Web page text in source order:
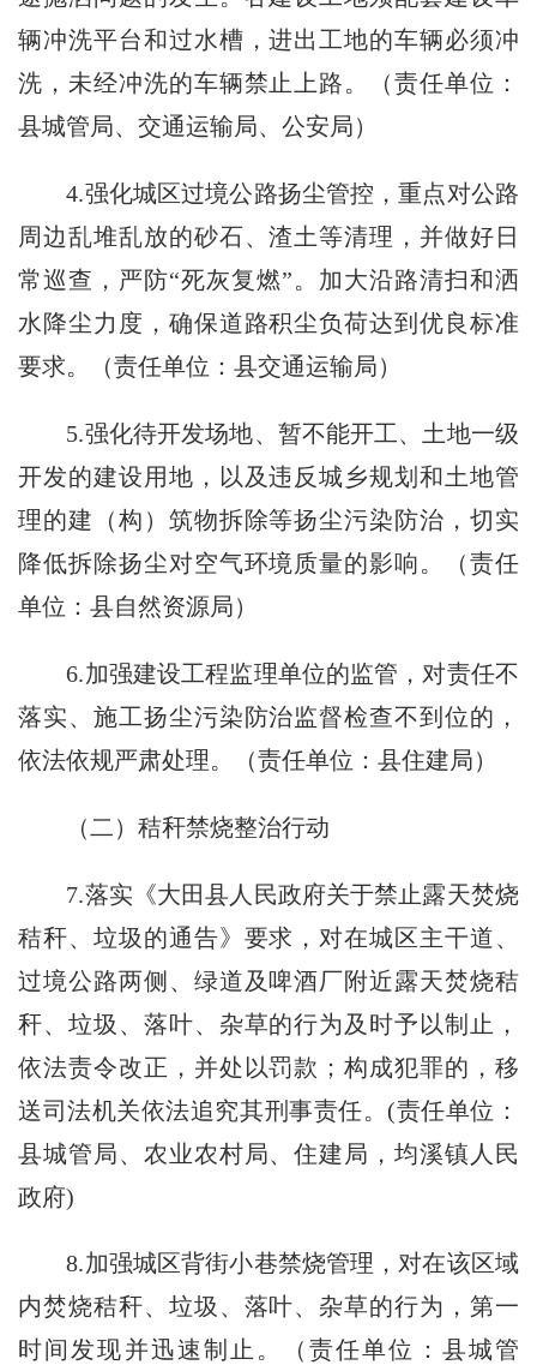
辆冲洗平台和过水槽，进出工地的车辆必须冲
洗，未经冲洗的车辆禁止上路。（责任单位：
县城管局、交通运输局、公安局）
4.强化城区过境公路扬尘管控，重点对公路
周边乱堆乱放的砂石、渣土等清理，并做好日
常巡查，严防“死灰复燃”。加大沿路清扫和洒
水降尘力度，确保道路积尘负荷达到优良标准
要求。（责任单位：县交通运输局）
5.强化待开发场地、暂不能开工、土地一级
开发的建设用地，以及违反城乡规划和土地管
理的建（构）筑物拆除等扬尘污染防治，切实
降低拆除扬尘对空气环境质量的影响。（责任
单位：县自然资源局）
6.加强建设工程监理单位的监管，对责任不
落实、施工扬尘污染防治监督检查不到位的，
依法依规严肃处理。（责任单位：县住建局）
（二）秸秆禁烧整治行动
7.落实《大田县人民政府关于禁止露天焚烧
秸秆、垃圾的通告》要求，对在城区主干道、
过境公路两侧、绿道及啤酒厂附近露天焚烧秸
秆、垃圾、落叶、杂草的行为及时予以制止，
依法责令改正，并处以罚款；构成犯罪的，移
送司法机关依法追究其刑事责任。(责任单位：
县城管局、农业农村局、住建局，均溪镇人民
政府)
8.加强城区背街小巷禁烧管理，对在该区域
内焚烧秸秆、垃圾、落叶、杂草的行为，第一
时间发现并迅速制止。（责任单位：县城管